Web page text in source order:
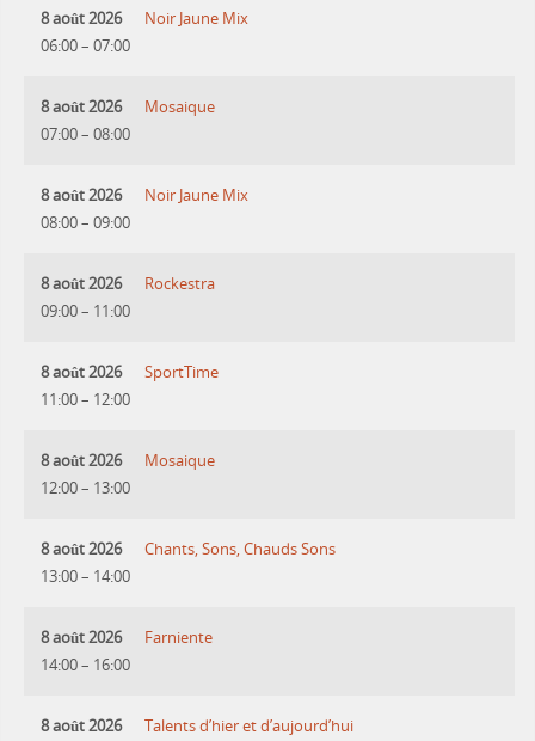
8 août 2026
06:00– 07:00
Noir Jaune Mix
8 août 2026
07:00– 08:00
Mosaique
8 août 2026
08:00– 09:00
Noir Jaune Mix
8 août 2026
09:00– 11:00
Rockestra
8 août 2026
11:00– 12:00
SportTime
8 août 2026
12:00– 13:00
Mosaique
8 août 2026
13:00– 14:00
Chants, Sons, Chauds Sons
8 août 2026
14:00– 16:00
Farniente
8 août 2026
Talents d’hier et d’aujourd’hui